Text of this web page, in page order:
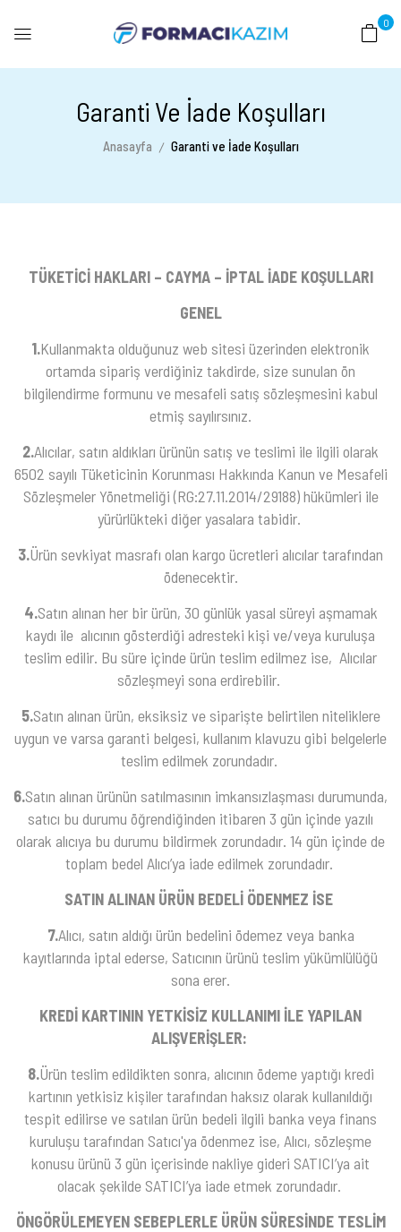
0
Garanti Ve İade Koşulları
Anasayfa Garanti ve İade Koşulları
TÜKETİCİ HAKLARI – CAYMA – İPTAL İADE KOŞULLARI
GENEL
1.Kullanmakta olduğunuz web sitesi üzerinden elektronik
ortamda sipariş verdiğiniz takdirde, size sunulan ön
bilgilendirme formunu ve mesafeli satış sözleşmesini kabul
etmiş sayılırsınız.
2.Alıcılar, satın aldıkları ürünün satış ve teslimi ile ilgili olarak
6502 sayılı Tüketicinin Korunması Hakkında Kanun ve Mesafeli
Sözleşmeler Yönetmeliği (RG:27.11.2014/29188) hükümleri ile
yürürlükteki diğer yasalara tabidir.
3.Ürün sevkiyat masrafı olan kargo ücretleri alıcılar tarafından
ödenecektir.
4.Satın alınan her bir ürün, 30 günlük yasal süreyi aşmamak
kaydı ile alıcının gösterdiği adresteki kişi ve/veya kuruluşa
teslim edilir. Bu süre içinde ürün teslim edilmez ise, Alıcılar
sözleşmeyi sona erdirebilir.
5.Satın alınan ürün, eksiksiz ve siparişte belirtilen niteliklere
uygun ve varsa garanti belgesi, kullanım klavuzu gibi belgelerle
teslim edilmek zorundadır.
6.Satın alınan ürünün satılmasının imkansızlaşması durumunda,
satıcı bu durumu öğrendiğinden itibaren 3 gün içinde yazılı
olarak alıcıya bu durumu bildirmek zorundadır. 14 gün içinde de
toplam bedel Alıcı’ya iade edilmek zorundadır.
SATIN ALINAN ÜRÜN BEDELİ ÖDENMEZ İSE
7.Alıcı, satın aldığı ürün bedelini ödemez veya banka
kayıtlarında iptal ederse, Satıcının ürünü teslim yükümlülüğü
sona erer.
KREDİ KARTININ YETKİSİZ KULLANIMI İLE YAPILAN
ALIŞVERİŞLER:
8.Ürün teslim edildikten sonra, alıcının ödeme yaptığı kredi
kartının yetkisiz kişiler tarafından haksız olarak kullanıldığı
tespit edilirse ve satılan ürün bedeli ilgili banka veya finans
kuruluşu tarafından Satıcı'ya ödenmez ise, Alıcı, sözleşme
konusu ürünü 3 gün içerisinde nakliye gideri SATICI’ya ait
olacak şekilde SATICI’ya iade etmek zorundadır.
ÖNGÖRÜLEMEYEN SEBEPLERLE ÜRÜN SÜRESİNDE TESLİM